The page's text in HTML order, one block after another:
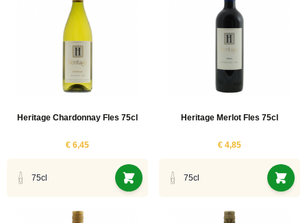
Heritage Chardonnay Fles 75cl
€ 6,45
75cl
Heritage Merlot Fles 75cl
€ 4,85
75cl